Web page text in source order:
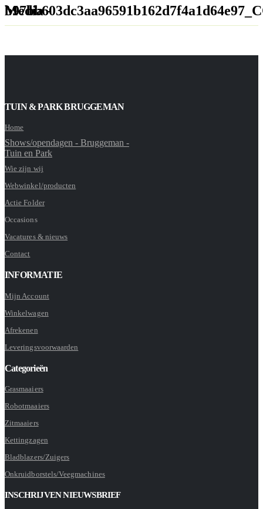
Media -
TUIN & PARK BRUGGEMAN
Home
Shows/opendagen - Bruggeman -
Tuin en Park
Wie zijn wij
Webwinkel/producten
Actie Folder
Occasions
Vacatures & nieuws
Contact
INFORMATIE
Mijn Account
Winkelwagen
Afrekenen
Leveringsvoorwaarden
Categorieën
Grasmaaiers
Robotmaaiers
Zitmaaiers
Kettingzagen
Bladblazers/Zuigers
Onkruidborstels/Veegmachines
INSCHRIJVEN NIEUWSBRIEF